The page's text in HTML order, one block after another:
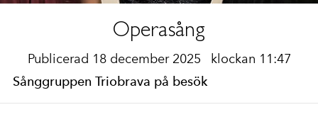
Operasång
Publicerad 18 december 2025 klockan 11:47
Sånggruppen Triobrava på besök